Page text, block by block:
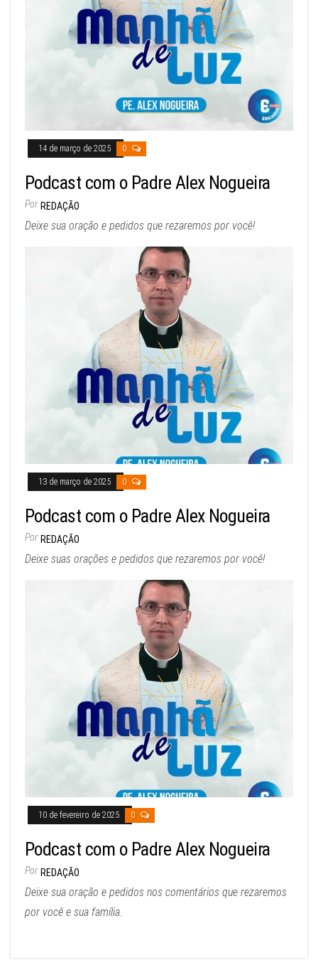
14 de março de 2025 0
Podcast com o Padre Alex Nogueira
Por REDAÇÃO
Deixe sua oração e pedidos que rezaremos por você!
13 de março de 2025 0
Podcast com o Padre Alex Nogueira
Por REDAÇÃO
Deixe suas orações e pedidos que rezaremos por você!
10 de fevereiro de 2025 0
Podcast com o Padre Alex Nogueira
Por REDAÇÃO
Deixe sua oração e pedidos nos comentários que rezaremos
por você e sua família.